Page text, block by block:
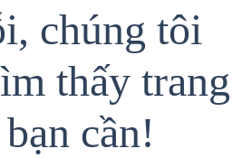
chúng tôi
thấy trang
cần!